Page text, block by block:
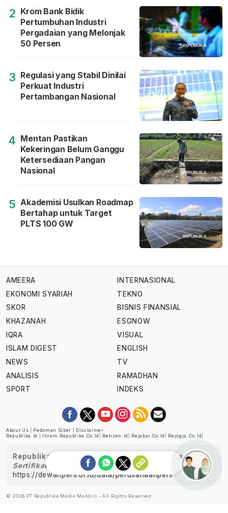
2 Krom Bank Bidik
Pertumbuhan Industri
Pergadaian yang Melonjak
50 Persen
3 Regulasi yang Stabil Dinilai
Perkuat Industri
Pertambangan Nasional
4 Mentan Pastikan
Kekeringan Belum Ganggu
Ketersediaan Pangan
Nasional
5 Akademisi Usulkan Roadmap
Bertahap untuk Target
PLTS 100 GW
AMEERA
EKONOMI SYARIAH
SKOR
KHAZANAH
IQRA
ISLAM DIGEST
NEWS
ANALISIS
SPORT
INTERNASIONAL
TEKNO
BISNIS FINANSIAL
ESGNOW
VISUAL
ENGLISH
TV
RAMADHAN
INDEKS
About Us Pedoman Siber
Disclaimer
Republika.id
Ihram.republika.co.id Retizen.id Rejabar.co.id Rejogja.co.id
Republika telah diverifikasi oleh Dewan Pers
Sertifikat Nomor 1058/DP-Verifikasi/K/XII/2022
https://dewanpers.or.id/data/perusahaanpers
© 2026 PT Republika Media Mandiri - All Rights Reserved.